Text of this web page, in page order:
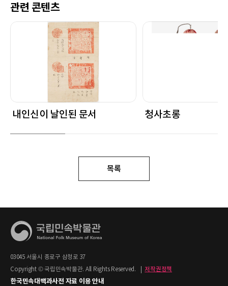
관련 콘텐츠
내인신이 날인된 문서 청사초롱
목록
03045 서울시 종로구 삼청로 37
Copyright © 국립민속박물관. All Rights Reserved.
저작권정책
한국민속대백과사전 자료 이용 안내